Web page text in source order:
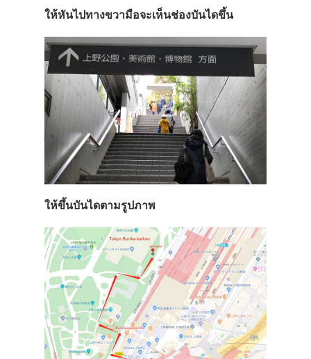
ให้หันไปทางขวามือจะเห็นช่องบันไดขึ้น
ให้ขึ้นบันไดตามรูปภาพ
ประเทศญี่ปุ่น
เที่ยวญี่ปุ่นด้ว
เอง
รถบัส
เดินทาง